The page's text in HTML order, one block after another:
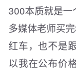
300本质就是一
多媒体老师买
红车，也不是
以我在公布价